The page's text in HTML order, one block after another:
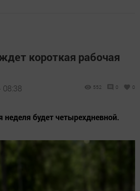
короткая рабочая
552 0 0
будет четырехдневной.